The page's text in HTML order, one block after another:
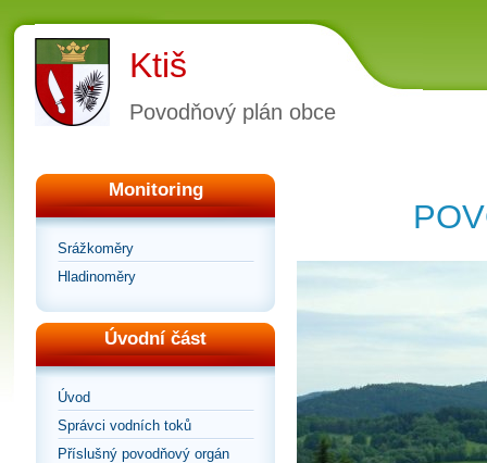
Ktiš
Povodňový plán obce
Monitoring
Srážkoměry
Hladinoměry
Úvodní část
Úvod
Správci vodních toků
Příslušný povodňový orgán